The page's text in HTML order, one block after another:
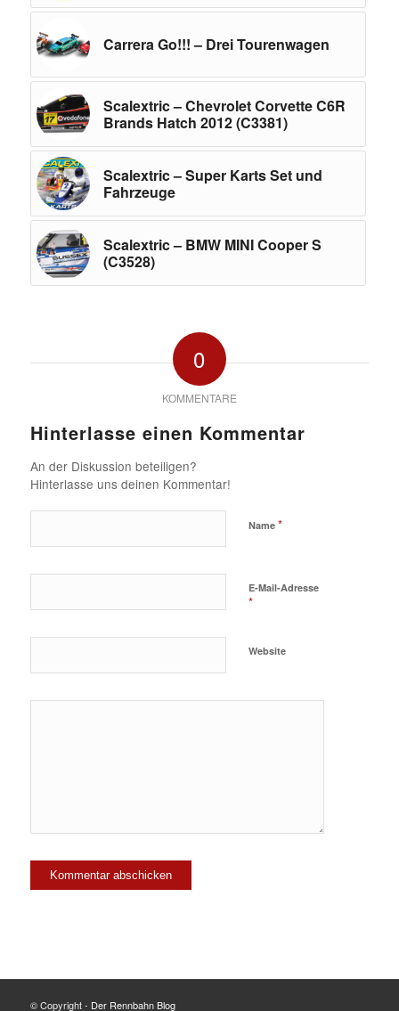
Carrera Go!!! – Drei Tourenwagen
Scalextric – Chevrolet Corvette C6R
Brands Hatch 2012 (C3381)
Scalextric – Super Karts Set und
Fahrzeuge
Scalextric – BMW MINI Cooper S
(C3528)
0
KOMMENTARE
Hinterlasse einen Kommentar
An der Diskussion beteiligen?
Hinterlasse uns deinen Kommentar!
Name *
E-Mail-Adresse
*
Website
© Copyright - Der Rennbahn Blog